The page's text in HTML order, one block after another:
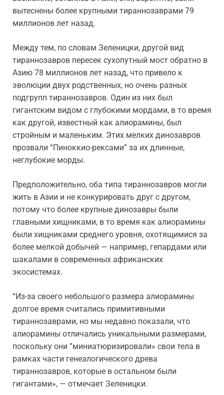
вытеснены более крупными тираннозаврами 79
миллионов лет назад.
Между тем, по словам Зеленицки, другой вид
тираннозавров пересек сухопутный мост обратно в
Азию 78 миллионов лет назад, что привело к
эволюции двух родственных, но очень разных
подгрупп тираннозавров. Один из них был
гигантским видом с глубокими мордами, в то время
как другой, известный как алиорамины, был
стройным и маленьким. Этих мелких динозавров
прозвали “Пиноккио-рексами” за их длинные,
неглубокие морды.
Предположительно, оба типа тираннозавров могли
жить в Азии и не конкурировать друг с другом,
потому что более крупные динозавры были
главными хищниками, в то время как алиорамины
были хищниками среднего уровня, охотящимися за
более мелкой добычей — например, гепардами или
шакалами в современных африканских
экосистемах.
“Из-за своего небольшого размера алиорамины
долгое время считались примитивными
тираннозаврами, но мы недавно показали, что
алиорамины отличались уникальными размерами,
поскольку они ”миниатюризировали» свои тела в
рамках части генеалогического древа
тираннозавров, которые в остальном были
гигантами», — отмечает Зеленицки.